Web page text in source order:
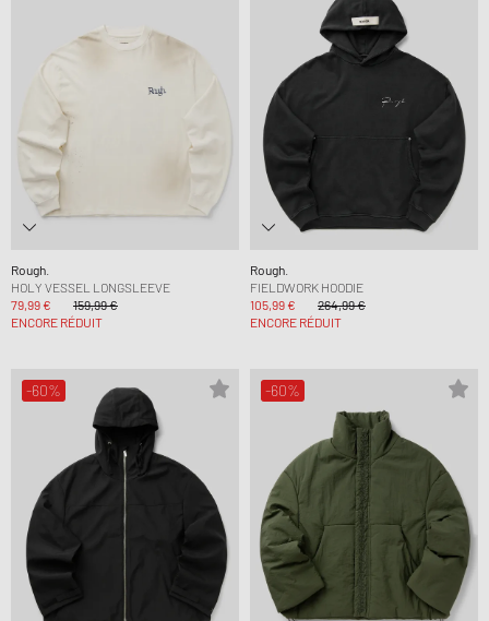
Rough.
HOLY VESSEL LONGSLEEVE
79,99 €
159,99 €
ENCORE RÉDUIT
Rough.
FIELDWORK HOODIE
105,99 €
264,99 €
ENCORE RÉDUIT
-60% -60%